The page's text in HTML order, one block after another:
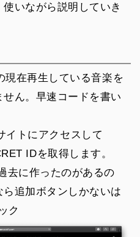
いながら説明していき
現在再生している音楽を
ん。早速コードを書い
イトにアクセスして
IDを取得します。
去に作ったのがあるの
追加ボタンしかないは
ク